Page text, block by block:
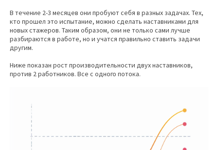
В течение 2-3 месяцев они пробуют себя в разных задачах. Тех,
кто прошел это испытание, можно сделать наставниками для
новых стажеров. Таким образом, они не только сами лучше
разбираются в работе, но и учатся правильно ставить задачи
другим.
Ниже показан рост производительности двух наставников,
против 2 работников. Все с одного потока.